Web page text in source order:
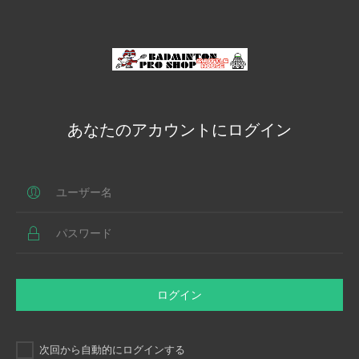
あなたのアカウントにログイン
ログイン
次回から自動的にログインする